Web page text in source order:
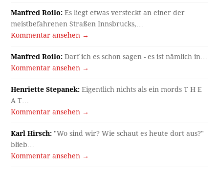
Manfred Roilo: Es liegt etwas versteckt an einer der
meistbefahrenen Straßen Innsbrucks,…
Kommentar ansehen →
Manfred Roilo: Darf ich es schon sagen - es ist nämlich in…
Kommentar ansehen →
Henriette Stepanek: Eigentlich nichts als ein mords T H E
A T…
Kommentar ansehen →
Karl Hirsch: "Wo sind wir? Wie schaut es heute dort aus?"
blieb…
Kommentar ansehen →